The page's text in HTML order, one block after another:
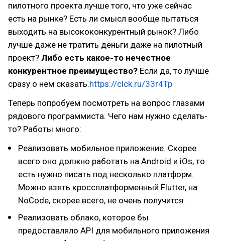
пилотного проекта лучше того, что уже сейчас
есть на рынке? Есть ли смысл вообще пытаться
выходить на высококонкурентный рынок? Либо
лучше даже не тратить деньги даже на пилотный
проект? Либо есть какое-то нечестное
конкурентное преимущество? Если да, то лучше
сразу о нем сказать.https://clck.ru/33r4Tp
Теперь попробуем посмотреть на вопрос глазами
рядового программиста. Чего нам нужно сделать-
то? Работы много:
Реализовать мобильное приложение. Скорее
всего оно должно работать на Android и iOs, то
есть нужно писать под несколько платформ.
Можно взять кроссплатформенный Flutter, на
NoCode, скорее всего, не очень получится.
Реализовать облако, которое бы
предоставляло API для мобильного приложения